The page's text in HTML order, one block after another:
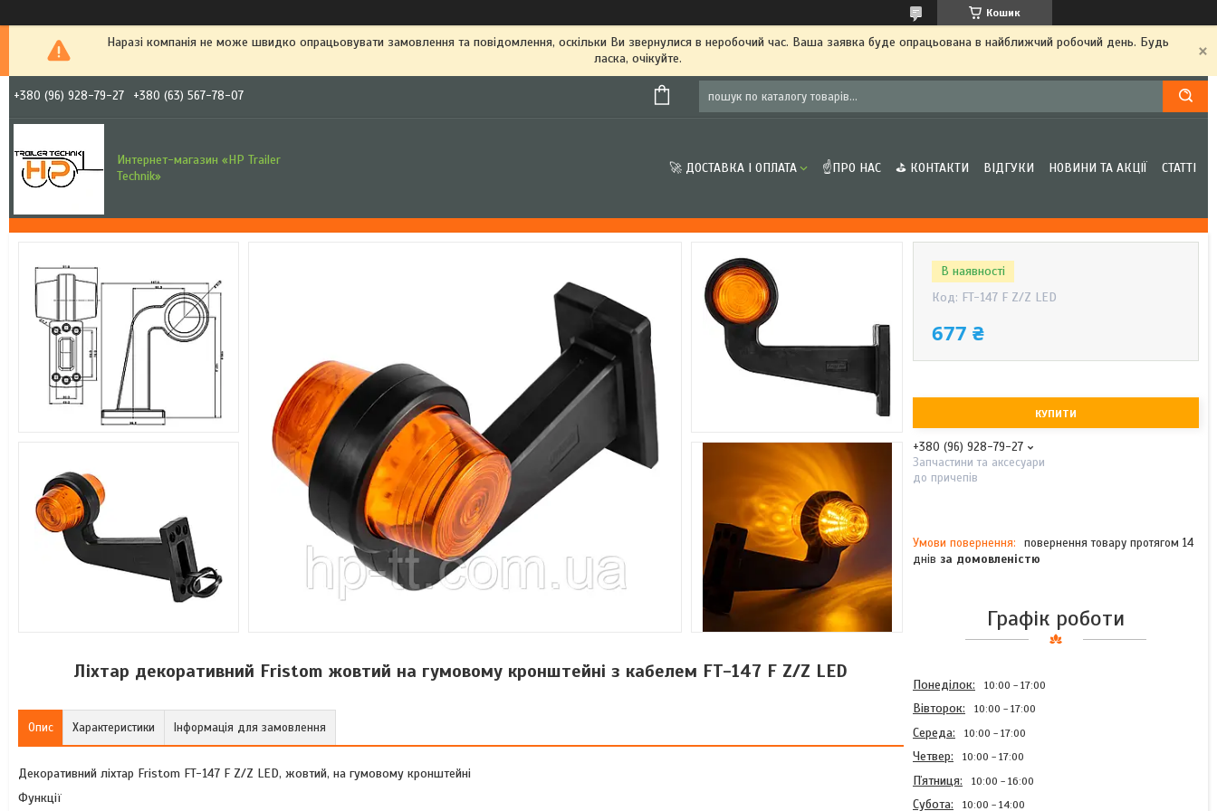
Кошик
Наразі компанія не може швидко опрацьовувати замовлення та повідомлення, оскільки Ви звернулися в неробочий час. Ваша заявка буде опрацьована в найближчий робочий день. Будь
ласка, очікуйте.
+380 (96) 928-79-27 +380 (63) 567-78-07
Интернет-магазин «HP Trailer
Technik»
🚀 ДОСТАВКА І ОПЛАТА ☝ПРО НАС ⛳ КОНТАКТИ ВІДГУКИ НОВИНИ ТА АКЦІЇ СТАТТІ
Ліхтар декоративний Fristom жовтий на гумовому кронштейні з кабелем FT-147 F Z/Z LED
Опис Характеристики Інформація для замовлення
Декоративний ліхтар Fristom FT-147 F Z/Z LED, жовтий, на гумовому кронштейні
Функції
В наявності
Код: FT-147 F Z/Z LED
677 ₴
КУПИТИ
+380 (96) 928-79-27
Запчастини та аксесуари
до причепів
повернення товару протягом 14
днів за домовленістю
Графік роботи
Понеділок 10:00 17:00
Вівторок 10:00 17:00
Середа 10:00 17:00
Четвер 10:00 17:00
Пʼятниця 10:00 16:00
Субота 10:00 14:00